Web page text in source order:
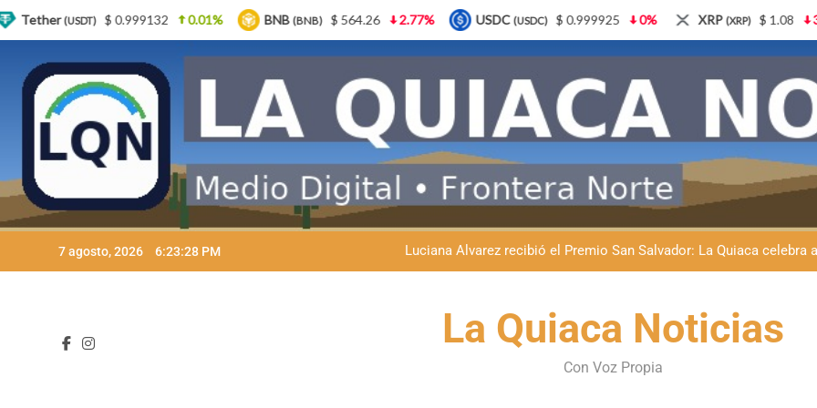
7 agosto, 2026 6:23:29 PM
Natación inclusiva en La Quiaca: Celia Zenteno destacó el
La Quiaca defendió la soberanía nacional: el municipio rechazó
Luciana Álvarez recibió el Premio San Salvador: La Quiaca
Natación inclusiva en La Quiaca: Celia Zenteno destacó el
La Quiaca defendió la soberanía nacional: el municipio
La Quiaca Noticias
Con Voz Propia
0.01% BNB(BNB) $ 564.26 2.77% USDC (USDC) $ 0.999925 0% XRP(XRP) $ 1.08 3.87% Solana